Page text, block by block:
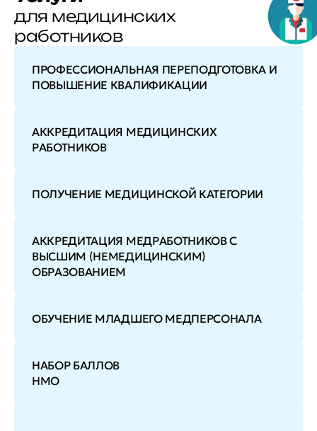
для медицинских
работников
ПРОФЕССИОНАЛЬНАЯ ПЕРЕПОДГОТОВКА И
ПОВЫШЕНИЕ КВАЛИФИКАЦИИ
АККРЕДИТАЦИЯ МЕДИЦИНСКИХ
РАБОТНИКОВ
ПОЛУЧЕНИЕ МЕДИЦИНСКОЙ КАТЕГОРИИ
АККРЕДИТАЦИЯ МЕДРАБОТНИКОВ С
ВЫСШИМ (НЕМЕДИЦИНСКИМ)
ОБРАЗОВАНИЕМ
ОБУЧЕНИЕ МЛАДШЕГО МЕДПЕРСОНАЛА
НАБОР БАЛЛОВ
НМО